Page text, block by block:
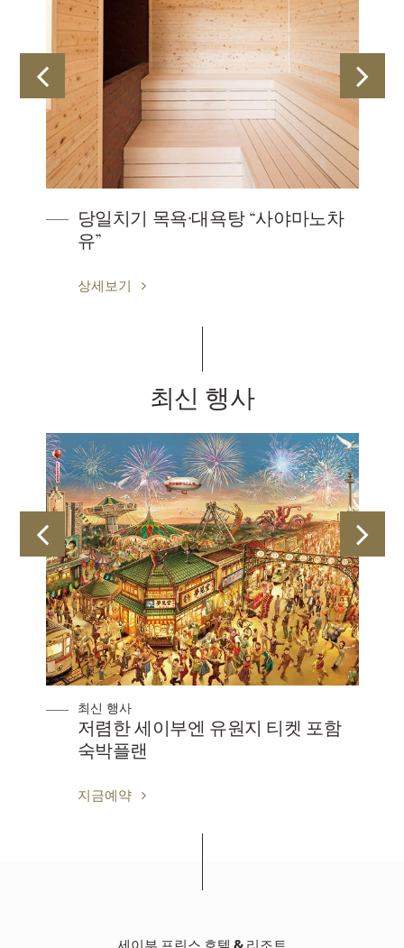
당일치기 목욕·대욕탕 “사야마노차
유”
상세보기
최신 행사
최신 행사
저렴한 세이부엔 유원지 티켓 포함
숙박플랜
지금예약